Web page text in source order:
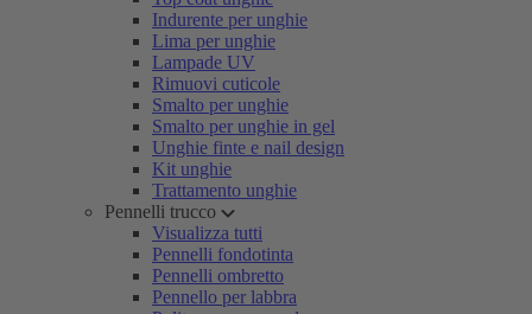
Indurente per unghie
Lima per unghie
Lampade UV
Rimuovi cuticole
Smalto per unghie
Smalto per unghie in gel
Unghie finte e nail design
Kit unghie
Trattamento unghie
Pennelli trucco
Visualizza tutti
Pennelli fondotinta
Pennelli ombretto
Pennello per labbra